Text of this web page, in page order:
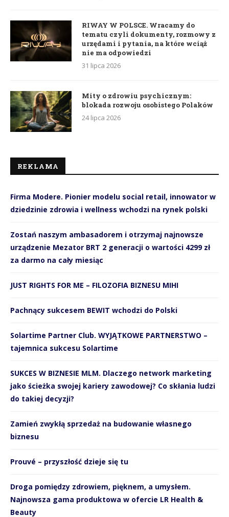
RIWAY W POLSCE. Wracamy do
tematu czyli dokumenty, rozmowy z
urzędami i pytania, na które wciąż
nie ma odpowiedzi
31 lipca 2026
Mity o zdrowiu psychicznym:
blokada rozwoju osobistego Polaków
24 lipca 2026
REKLAMA
Firma Modere. Pionier modelu social retail, innowator w
dziedzinie zdrowia i wellness wchodzi na rynek polski
Zostań naszym ambasadorem i otrzymaj najnowsze
urządzenie Mezator BRT 2 generacji o wartości 4299 zł
za darmo na cały miesiąc
JUST RIGHTS FOR ME – FILOZOFIA BIZNESU MIHI
Pachnący sukcesem BEWIT wchodzi do Polski
Solartime Partner Club. WYJĄTKOWE PARTNERSTWO –
tajemnica sukcesu Solartime
SUKCES W BIZNESIE MLM. Dlaczego network marketing
jako ścieżka swojej kariery zawodowej? Co skłania ludzi
do takiej decyzji?
Zamień zwykłą sprzedaż na budowanie własnego
biznesu
Prouvé – przyszłość dzieje się tu
Droga pomiędzy zdrowiem, pięknem, a umysłem.
Najnowsza gama produktowa w ofercie LR Health &
Beauty